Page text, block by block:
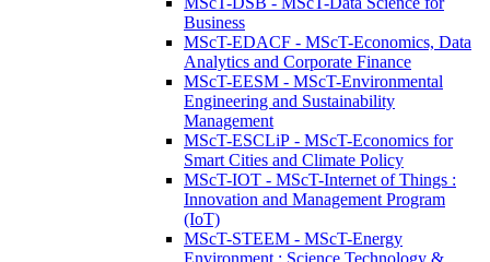
Business
MScT-EDACF - MScT-Economics, Data
Analytics and Corporate Finance
MScT-EESM - MScT-Environmental
Engineering and Sustainability
Management
MScT-ESCLiP - MScT-Economics for
Smart Cities and Climate Policy
MScT-IOT - MScT-Internet of Things :
Innovation and Management Program
(IoT)
MScT-STEEM - MScT-Energy
Environment : Science Technology &